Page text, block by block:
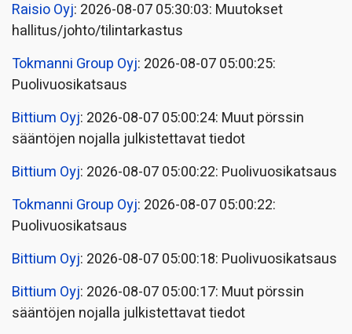
Raisio Oyj: 2026-08-07 05:30:03: Muutokset
hallitus/johto/tilintarkastus
Tokmanni Group Oyj: 2026-08-07 05:00:25:
Puolivuosikatsaus
Bittium Oyj: 2026-08-07 05:00:24: Muut pörssin
sääntöjen nojalla julkistettavat tiedot
Bittium Oyj: 2026-08-07 05:00:22: Puolivuosikatsaus
Tokmanni Group Oyj: 2026-08-07 05:00:22:
Puolivuosikatsaus
Bittium Oyj: 2026-08-07 05:00:18: Puolivuosikatsaus
Bittium Oyj: 2026-08-07 05:00:17: Muut pörssin
sääntöjen nojalla julkistettavat tiedot